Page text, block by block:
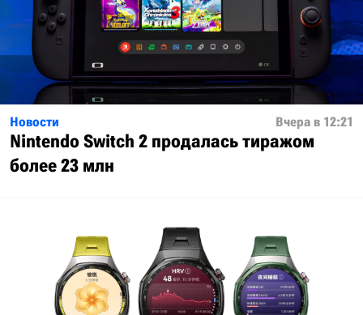
Новости Вчера в 12:21
Nintendo Switch 2 продалась тиражом
более 23 млн